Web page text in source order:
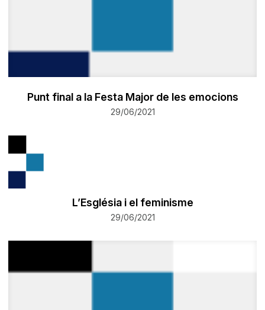
Punt final a la Festa Major de les emocions
29/06/2021
​L’Església i el feminisme
29/06/2021